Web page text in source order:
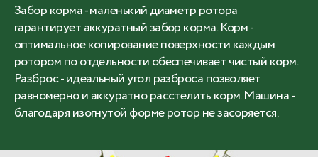
Забор корма - маленький диаметр ротора
гарантирует аккуратный забор корма. Корм -
оптимальное копирование поверхности каждым
ротором по отдельности обеспечивает чистый корм.
Разброс - идеальный угол разброса позволяет
равномерно и аккуратно расстелить корм. Машина -
благодаря изогнутой форме ротор не засоряется.